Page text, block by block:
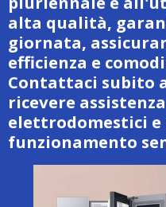
alta qualità,
giornata,
efficienza e
Contattaci subito
ricevere
elettrodomestici
funzionamento